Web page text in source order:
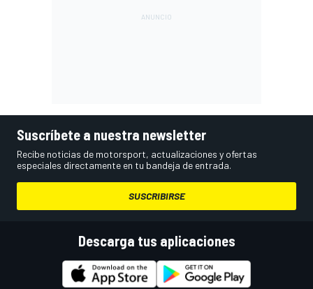
Suscríbete a nuestra newsletter
Recibe noticias de motorsport, actualizaciones y ofertas
especiales directamente en tu bandeja de entrada.
SUSCRIBIRSE
Descarga tus aplicaciones